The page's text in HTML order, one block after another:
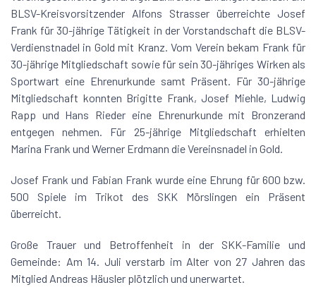
BLSV-Kreisvorsitzender Alfons Strasser überreichte Josef
Frank für 30-jährige Tätigkeit in der Vorstandschaft die BLSV-
Verdienstnadel in Gold mit Kranz. Vom Verein bekam Frank für
30-jährige Mitgliedschaft sowie für sein 30-jähriges Wirken als
Sportwart eine Ehrenurkunde samt Präsent. Für 30-jährige
Mitgliedschaft konnten Brigitte Frank, Josef Miehle, Ludwig
Rapp und Hans Rieder eine Ehrenurkunde mit Bronzerand
entgegen nehmen. Für 25-jährige Mitgliedschaft erhielten
Marina Frank und Werner Erdmann die Vereinsnadel in Gold.
Josef Frank und Fabian Frank wurde eine Ehrung für 600 bzw.
500 Spiele im Trikot des SKK Mörslingen ein Präsent
überreicht.
Große Trauer und Betroffenheit in der SKK-Familie und
Gemeinde: Am 14. Juli verstarb im Alter von 27 Jahren das
Mitglied Andreas Häusler plötzlich und unerwartet.